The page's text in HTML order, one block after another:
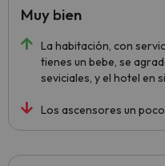
La habitación, con
tienes un bebe, se
seviciales, y el hotel en
Los ascensores un
Muy bien